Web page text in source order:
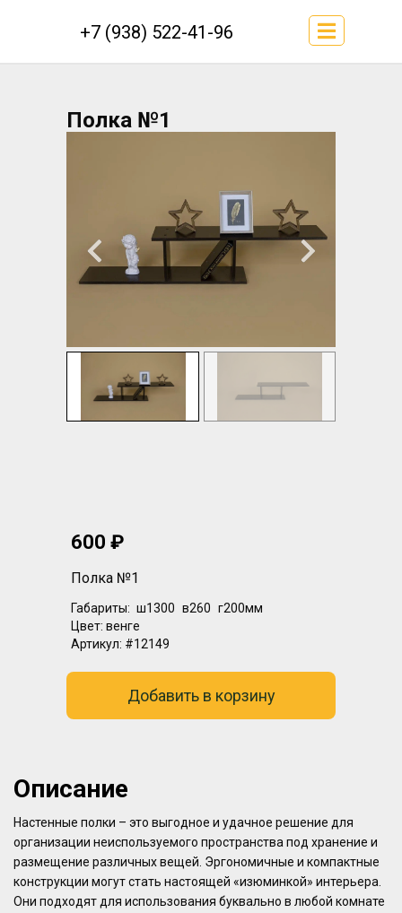
+7 (938) 522-41-96
Полка №1
600 ₽
Полка №1
Габариты: ш1300 в260 г200мм
Цвет: венге
Артикул: #12149
Добавить в корзину
Описание
Настенные полки – это выгодное и удачное решение для
организации неиспользуемого пространства под хранение и
размещение различных вещей. Эргономичные и компактные
конструкции могут стать настоящей «изюминкой» интерьера.
Они подходят для использования буквально в любой комнате